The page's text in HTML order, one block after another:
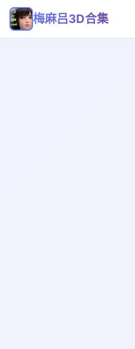
梅麻吕3D合集